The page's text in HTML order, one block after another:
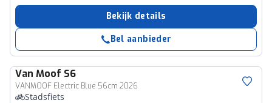
Bekijk details
Bel aanbieder
Van Moof S6
VANMOOF Electric Blue 56cm 2026
Stadsfiets